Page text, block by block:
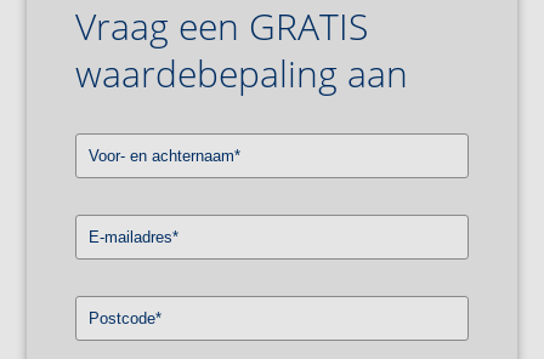
Vraag een GRATIS
waardebepaling aan